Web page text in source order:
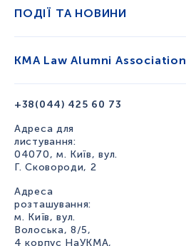
+38(044) 425 60 73
Адреса для
листування:
04070, м. Київ, вул.
Г. Сковороди, 2
Адреса
розташування:
м. Київ, вул.
Волоська, 8/5,
4 корпус НаУКМА,
ПОДІЇ ТА НОВИНИ
KMA Law Alumni Association